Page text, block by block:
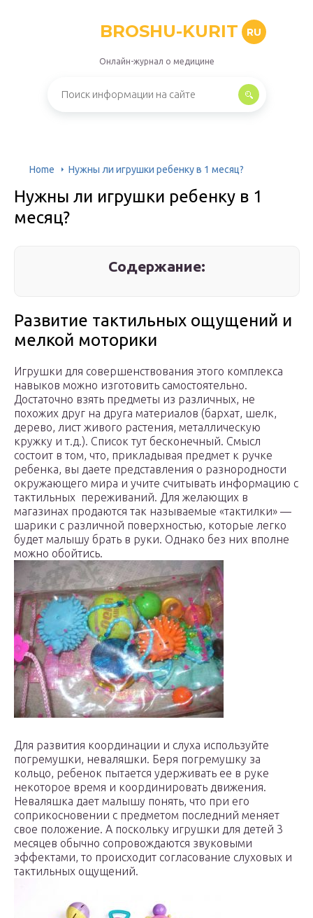
BROSHU-KURIT RU
Онлайн-журнал о медицине
Home Нужны ли игрушки ребенку в 1 месяц?
Нужны ли игрушки ребенку в 1
месяц?
Содержание:
Развитие тактильных ощущений и
мелкой моторики
Игрушки для совершенствования этого комплекса
навыков можно изготовить самостоятельно.
Достаточно взять предметы из различных, не
похожих друг на друга материалов (бархат, шелк,
дерево, лист живого растения, металлическую
кружку и т.д.). Список тут бесконечный. Смысл
состоит в том, что, прикладывая предмет к ручке
ребенка, вы даете представления о разнородности
окружающего мира и учите считывать информацию с
тактильных переживаний. Для желающих в
магазинах продаются так называемые «тактилки» —
шарики с различной поверхностью, которые легко
будет малышу брать в руки. Однако без них вполне
можно обойтись.
Для развития координации и слуха используйте
погремушки, неваляшки. Беря погремушку за
кольцо, ребенок пытается удерживать ее в руке
некоторое время и координировать движения.
Неваляшка дает малышу понять, что при его
соприкосновении с предметом последний меняет
свое положение. А поскольку игрушки для детей 3
месяцев обычно сопровождаются звуковыми
эффектами, то происходит согласование слуховых и
тактильных ощущений.